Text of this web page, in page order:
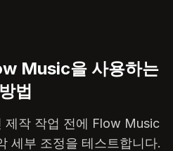
Music을 사용하는
방법
제작 작업 전에 Flow Music
세부 조정을 테스트합니다.